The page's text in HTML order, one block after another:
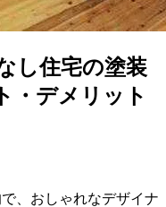
し住宅の塗装
・デメリット
、おしゃれなデザイナ